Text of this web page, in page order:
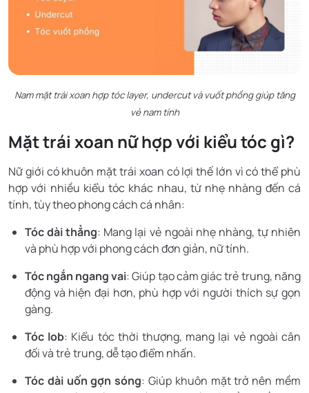
Nam mặt trái xoan hợp tóc layer, undercut và vuốt phồng giúp tăng
vẻ nam tính
Mặt trái xoan nữ hợp với kiểu tóc gì?
Nữ giới có khuôn mặt trái xoan có lợi thế lớn vì có thể phù
hợp với nhiều kiểu tóc khác nhau, từ nhẹ nhàng đến cá
tính, tùy theo phong cách cá nhân:
Tóc dài thẳng: Mang lại vẻ ngoài nhẹ nhàng, tự nhiên
và phù hợp với phong cách đơn giản, nữ tính.
Tóc ngắn ngang vai: Giúp tạo cảm giác trẻ trung, năng
động và hiện đại hơn, phù hợp với người thích sự gọn
gàng.
Tóc lob: Kiểu tóc thời thượng, mang lại vẻ ngoài cân
đối và trẻ trung, dễ tạo điểm nhấn.
Tóc dài uốn gợn sóng: Giúp khuôn mặt trở nên mềm